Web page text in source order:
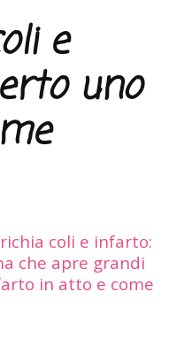
e
uno
coli e infarto:
che apre grandi
in atto e come